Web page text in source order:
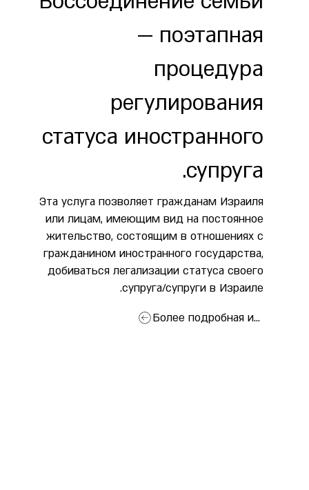
— поэтапная
процедура
регулирования
статуса иностранного
супруга.
Эта услуга позволяет гражданам Израиля
или лицам, имеющим вид на постоянное
жительство, состоящим в отношениях с
гражданином иностранного государства,
добиваться легализации статуса своего
супруга/супруги в Израиле.
Более подробная информация